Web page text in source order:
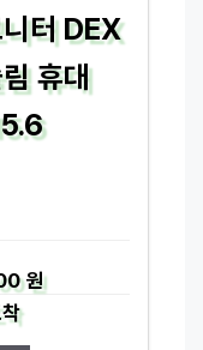
터 DEX
휴대
원